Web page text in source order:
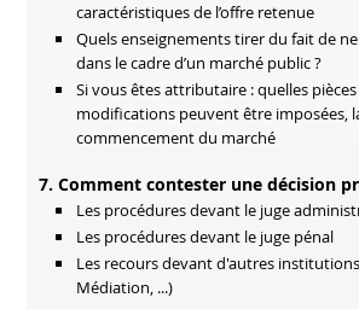
caractéristiques de l’offre retenue
Quels enseignements tirer du fait de
dans le cadre d’un marché public ?
Si vous êtes attributaire : quelles
modifications peuvent être imposées,
commencement du marché
7. Comment contester une décision
Les procédures devant le juge
Les procédures devant le juge pénal
Les recours devant d'autres institutions
Médiation, ...)